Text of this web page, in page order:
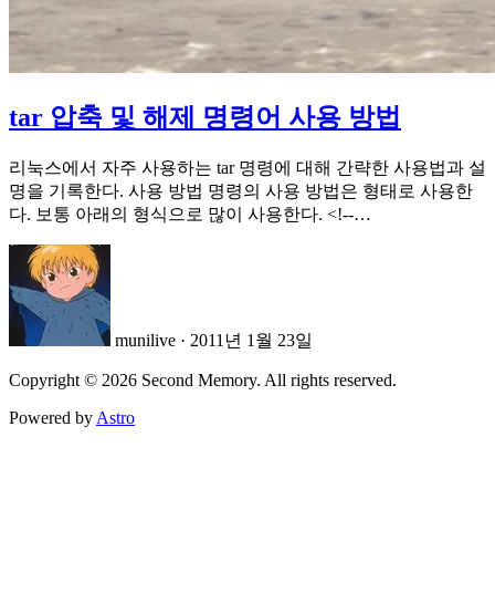
tar 압축 및 해제 명령어 사용 방법
리눅스에서 자주 사용하는 tar 명령에 대해 간략한 사용법과 설
명을 기록한다. 사용 방법 명령의 사용 방법은 형태로 사용한
다. 보통 아래의 형식으로 많이 사용한다. <!--…
munilive · 2011년 1월 23일
Copyright © 2026 Second Memory. All rights reserved.
Powered by Astro